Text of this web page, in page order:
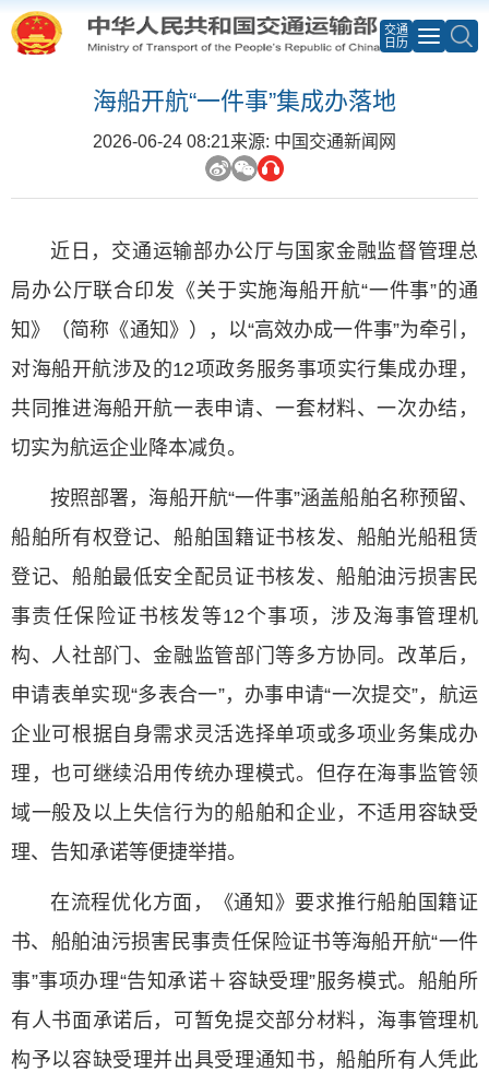
交通
日历
海船开航“一件事”集成办落地
2026-06-24 08:21来源: 中国交通新闻网
近日，交通运输部办公厅与国家金融监督管理总
局办公厅联合印发《关于实施海船开航“一件事”的通
知》（简称《通知》），以“高效办成一件事”为牵引，
对海船开航涉及的12项政务服务事项实行集成办理，
共同推进海船开航一表申请、一套材料、一次办结，
切实为航运企业降本减负。
按照部署，海船开航“一件事”涵盖船舶名称预留、
船舶所有权登记、船舶国籍证书核发、船舶光船租赁
登记、船舶最低安全配员证书核发、船舶油污损害民
事责任保险证书核发等12个事项，涉及海事管理机
构、人社部门、金融监管部门等多方协同。改革后，
申请表单实现“多表合一”，办事申请“一次提交”，航运
企业可根据自身需求灵活选择单项或多项业务集成办
理，也可继续沿用传统办理模式。但存在海事监管领
域一般及以上失信行为的船舶和企业，不适用容缺受
理、告知承诺等便捷举措。
在流程优化方面，《通知》要求推行船舶国籍证
书、船舶油污损害民事责任保险证书等海船开航“一件
事”事项办理“告知承诺＋容缺受理”服务模式。船舶所
有人书面承诺后，可暂免提交部分材料，海事管理机
构予以容缺受理并出具受理通知书，船舶所有人凭此